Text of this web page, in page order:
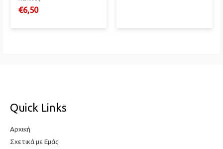
€6,50
Quick Links
Αρχική
Σχετικά με Εμάς